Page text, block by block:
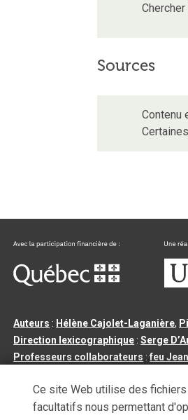
Sources
Contenu
Auteurs : Hélène Cajolet-Laganière,
Direction lexicographique :Serge
Professeurs collaborateurs :feu
Tous droits réservés©Université de
Ce site Web utilise des
facultatifs nous permettant